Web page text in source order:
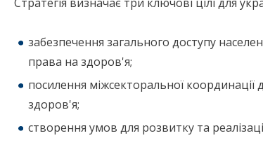
забезпечення загального доступу
права на здоров'я;
посилення міжсекторальної
здоров'я;
створення умов для розвитку та